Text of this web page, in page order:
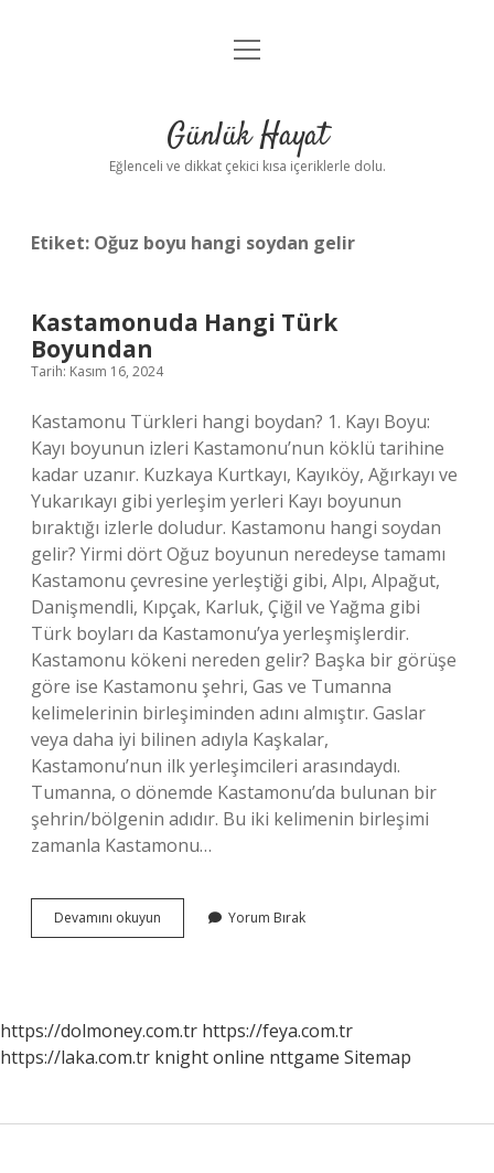
Anasayfa
Yasal Uyarı
menüyü
Günlük Hayat
Eğlenceli ve dikkat çekici kısa içeriklerle dolu.
Etiket: Oğuz boyu hangi soydan gelir
Kastamonuda Hangi Türk
Boyundan
Tarih: Kasım 16, 2024
Kastamonu Türkleri hangi boydan? 1. Kayı Boyu:
Kayı boyunun izleri Kastamonu’nun köklü tarihine
kadar uzanır. Kuzkaya Kurtkayı, Kayıköy, Ağırkayı ve
Yukarıkayı gibi yerleşim yerleri Kayı boyunun
bıraktığı izlerle doludur. Kastamonu hangi soydan
gelir? Yirmi dört Oğuz boyunun neredeyse tamamı
Kastamonu çevresine yerleştiği gibi, Alpı, Alpağut,
Danişmendli, Kıpçak, Karluk, Çiğil ve Yağma gibi
Türk boyları da Kastamonu’ya yerleşmişlerdir.
Kastamonu kökeni nereden gelir? Başka bir görüşe
göre ise Kastamonu şehri, Gas ve Tumanna
kelimelerinin birleşiminden adını almıştır. Gaslar
veya daha iyi bilinen adıyla Kaşkalar,
Kastamonu’nun ilk yerleşimcileri arasındaydı.
Tumanna, o dönemde Kastamonu’da bulunan bir
şehrin/bölgenin adıdır. Bu iki kelimenin birleşimi
zamanla Kastamonu…
Devamını okuyun Kastamonuda
Hangi
Yorum Bırak
https://dolmoney.com.tr https://feya.com.tr
https://laka.com.tr knight online nttgame Sitemap